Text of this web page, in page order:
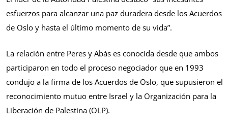
esfuerzos para alcanzar una paz duradera desde los Acuerdos
de Oslo y hasta el último momento de su vida”.
La relación entre Peres y Abás es conocida desde que ambos
participaron en todo el proceso negociador que en 1993
condujo a la firma de los Acuerdos de Oslo, que supusieron el
reconocimiento mutuo entre Israel y la Organización para la
Liberación de Palestina (OLP).